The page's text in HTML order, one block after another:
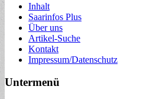
Inhalt
Saarinfos Plus
Über uns
Artikel-Suche
Kontakt
Impressum/Datenschutz
Untermenü